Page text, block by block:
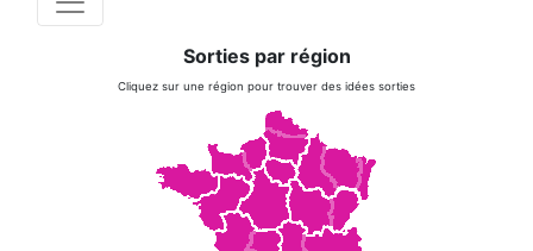
Sorties par région
Cliquez sur une région pour trouver des idées sorties